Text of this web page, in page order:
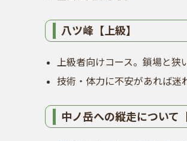
八ツ峰【上級】
上級者向けコース。鎖場と狭
技術・体力に不安があれば迷
中ノ岳への縦走について